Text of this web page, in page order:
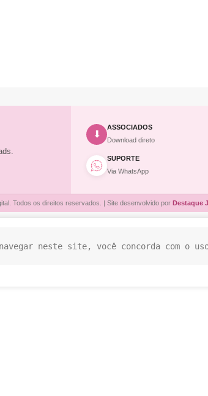
⬇
ASSOCIADOS
Download direto
SUPORTE
Via WhatsApp
Todos os direitos reservados. | Site desenvolvido por Destaque
neste site, você concorda com o